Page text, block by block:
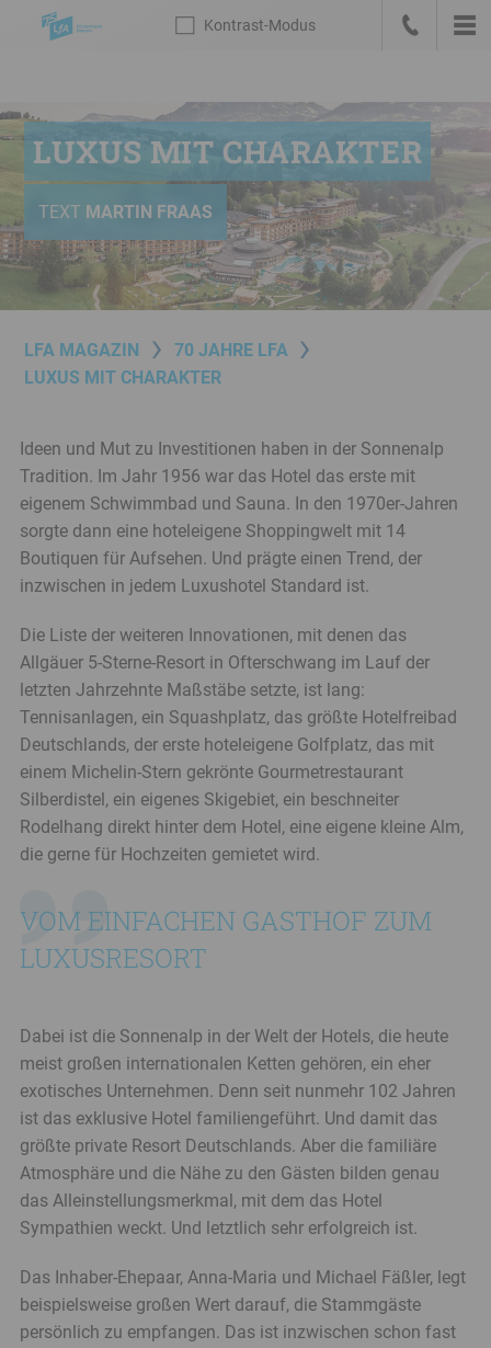
Sprungmarken
Kontrast-
Navigation
Suche,
zum
Bankenportal
Sprachwechsel
Hauptnavigation
Rechner
Inhalt
Service
Menü
Juristisches
Menü
LfA
Menü
deutsch
Kontrast-Modus
Die
LUXUS MIT CHARAKTER
TEXT MARTIN FRAAS
LFA MAGAZIN
70 JAHRE LFA
LUXUS MIT CHARAKTER
Ideen und Mut zu Investitionen haben in der Sonnenalp
Tradition. Im Jahr 1956 war das Hotel das erste mit
eigenem Schwimmbad und Sauna. In den 1970er-Jahren
sorgte dann eine hoteleigene Shoppingwelt mit 14
Boutiquen für Aufsehen. Und prägte einen Trend, der
inzwischen in jedem Luxushotel Standard ist.
Die Liste der weiteren Innovationen, mit denen das
Allgäuer 5-Sterne-Resort in Ofterschwang im Lauf der
letzten Jahrzehnte Maßstäbe setzte, ist lang:
Tennisanlagen, ein Squashplatz, das größte Hotelfreibad
Deutschlands, der erste hoteleigene Golfplatz, das mit
einem Michelin-Stern gekrönte Gourmetrestaurant
Silberdistel, ein eigenes Skigebiet, ein beschneiter
Rodelhang direkt hinter dem Hotel, eine eigene kleine Alm,
die gerne für Hochzeiten gemietet wird.
VOM EINFACHEN GASTHOF ZUM
LUXUSRESORT
Dabei ist die Sonnenalp in der Welt der Hotels, die heute
meist großen internationalen Ketten gehören, ein eher
exotisches Unternehmen. Denn seit nunmehr 102 Jahren
ist das exklusive Hotel familiengeführt. Und damit das
größte private Resort Deutschlands. Aber die familiäre
Atmosphäre und die Nähe zu den Gästen bilden genau
das Alleinstellungsmerkmal, mit dem das Hotel
Sympathien weckt. Und letztlich sehr erfolgreich ist.
Das Inhaber-Ehepaar, Anna-Maria und Michael Fäßler, legt
beispielsweise großen Wert darauf, die Stammgäste
persönlich zu empfangen. Das ist inzwischen schon fast